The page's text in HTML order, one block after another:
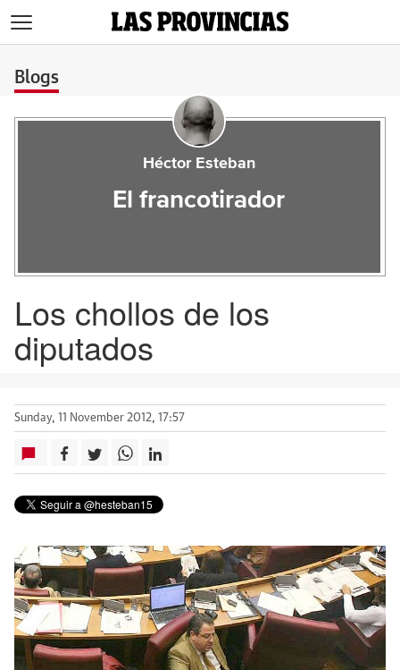
Blogs
Héctor Esteban
El francotirador
Los chollos de los
diputados
Sunday, 11 November 2012, 17:57